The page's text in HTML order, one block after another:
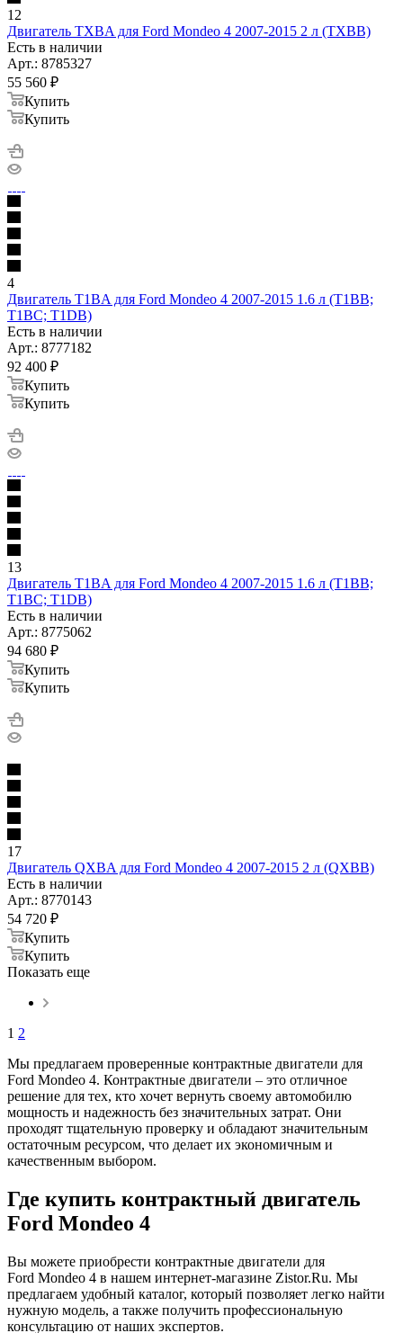
12
Двигатель TXBA для Ford Mondeo 4 2007-2015 2 л (TXBB)
Есть в наличии
Арт.: 8785327
55 560 ₽
Купить
Купить
4
Двигатель T1BA для Ford Mondeo 4 2007-2015 1.6 л (T1BB;
T1BC; T1DB)
Есть в наличии
Арт.: 8777182
92 400 ₽
Купить
Купить
13
Двигатель T1BA для Ford Mondeo 4 2007-2015 1.6 л (T1BB;
T1BC; T1DB)
Есть в наличии
Арт.: 8775062
94 680 ₽
Купить
Купить
17
Двигатель QXBA для Ford Mondeo 4 2007-2015 2 л (QXBB)
Есть в наличии
Арт.: 8770143
54 720 ₽
Купить
Купить
Показать еще
1 2
Мы предлагаем проверенные контрактные двигатели для
Ford Mondeo 4. Контрактные двигатели – это отличное
решение для тех, кто хочет вернуть своему автомобилю
мощность и надежность без значительных затрат. Они
проходят тщательную проверку и обладают значительным
остаточным ресурсом, что делает их экономичным и
качественным выбором.
Где купить контрактный двигатель
Ford Mondeo 4
Вы можете приобрести контрактные двигатели для
Ford Mondeo 4 в нашем интернет-магазине Zistor.Ru. Мы
предлагаем удобный каталог, который позволяет легко найти
нужную модель, а также получить профессиональную
консультацию от наших экспертов.